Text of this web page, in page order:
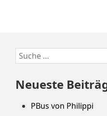
Zum
Footer
springen
Suche
nach:
Neueste
PBus von Philippi